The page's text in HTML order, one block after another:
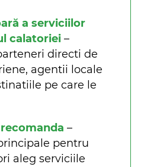
a serviciilor
calatoriei –
directi de
agentii locale
pe care le
–
pentru
aleg serviciile